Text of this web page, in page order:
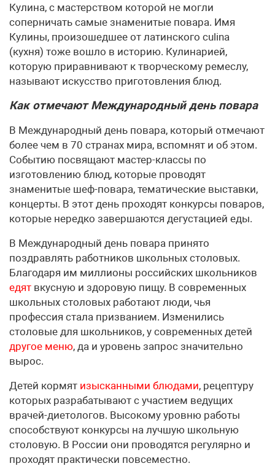
Кулина, с мастерством которой не могли
соперничать самые знаменитые повара. Имя
Кулины, произошедшее от латинского culina
(кухня) тоже вошло в историю. Кулинарией,
которую приравнивают к творческому ремеслу,
называют искусство приготовления блюд.
Как отмечают Международный день повара
В Международный день повара, который отмечают
более чем в 70 странах мира, вспомнят и об этом.
Событию посвящают мастер-классы по
изготовлению блюд, которые проводят
знаменитые шеф-повара, тематические выставки,
концерты. В этот день проходят конкурсы поваров,
которые нередко завершаются дегустацией еды.
В Международный день повара принято
поздравлять работников школьных столовых.
Благодаря им миллионы российских школьников
едят вкусную и здоровую пищу. В современных
школьных столовых работают люди, чья
профессия стала призванием. Изменились
столовые для школьников, у современных детей
другое меню, да и уровень запрос значительно
вырос.
Детей кормят изысканными блюдами, рецептуру
которых разрабатывают с участием ведущих
врачей-диетологов. Высокому уровню работы
способствуют конкурсы на лучшую школьную
столовую. В России они проводятся регулярно и
проходят практически повсеместно.